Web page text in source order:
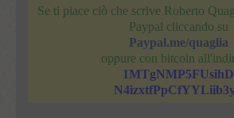
Se ti piace ciò che scrive Roberto
Paypal cliccando su
Paypal.me/quaglia
oppure con bitcoin
1MTgNMP5FUsihD